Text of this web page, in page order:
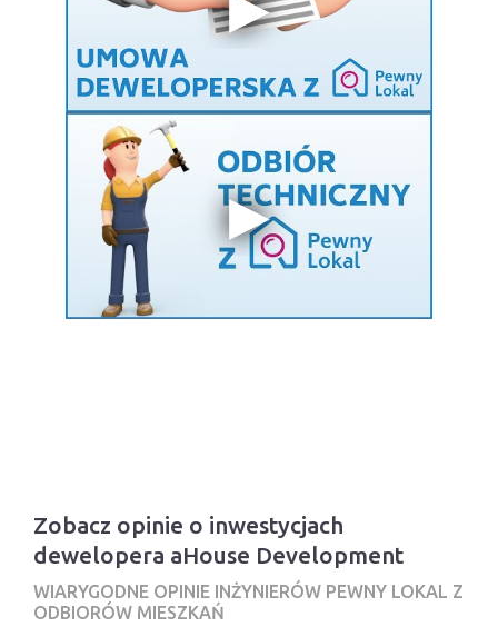
Zobacz opinie o inwestycjach
dewelopera aHouse Development
WIARYGODNE OPINIE INŻYNIERÓW PEWNY LOKAL Z
ODBIORÓW MIESZKAŃ